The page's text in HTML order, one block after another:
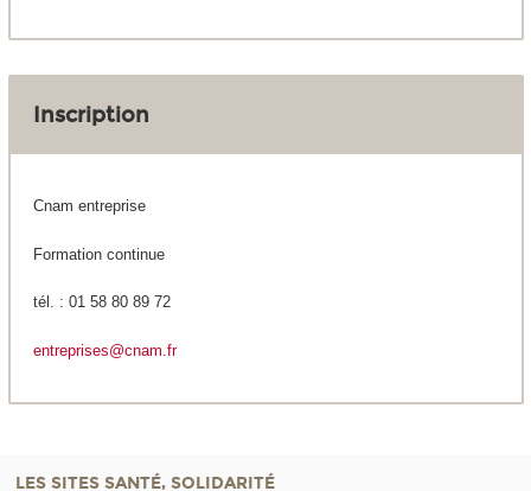
Inscription
Cnam entreprise
Formation continue
tél. : 01 58 80 89 72
entreprises@cnam.fr
LES SITES SANTÉ, SOLIDARITÉ